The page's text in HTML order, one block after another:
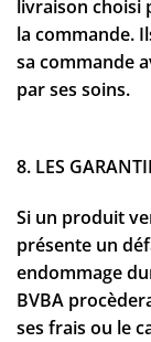
livraison choisi
la commande.
sa commande
par ses soins.
8. LES
Si un produit
présente un
endommage
BVBA
ses frais ou le